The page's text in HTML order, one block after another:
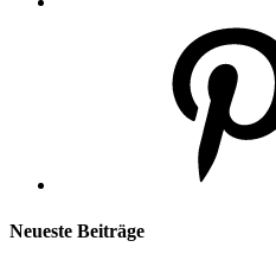
Neueste Beiträge